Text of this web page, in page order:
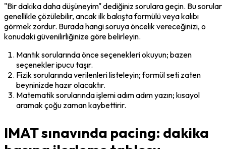
"Bir dakika daha düşüneyim" dediğiniz sorulara geçin. Bu sorular
genellikle çözülebilir, ancak ilk bakışta formülü veya kalıbı
görmek zordur. Burada hangi soruya öncelik vereceğinizi, o
konudaki güvenilirliğinize göre belirleyin.
Mantık sorularında önce seçenekleri okuyun; bazen
seçenekler ipucu taşır.
Fizik sorularında verilenleri listeleyin; formül seti zaten
beyninizde hazır olacaktır.
Matematik sorularında işlemi adım adım yazın; kısayol
aramak çoğu zaman kaybettirir.
IMAT sınavında pacing: dakika